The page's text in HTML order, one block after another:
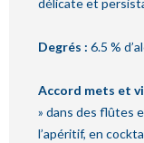
délicate et
Degrés : 6.5 %
Accord mets et
» dans des flûtes
l’apéritif, en